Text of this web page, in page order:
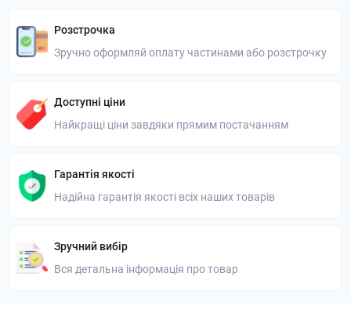
Розстрочка
Зручно оформляй оплату частинами або розстрочку
Доступні ціни
Найкращі ціни завдяки прямим постачанням
Гарантія якості
Надійна гарантія якості всіх наших товарів
Зручний вибір
Вся детальна інформація про товар